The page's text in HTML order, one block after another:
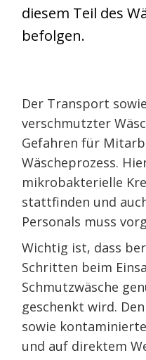
diesem Teil des
befolgen.
Der Transport
verschmutzter
Gefahren für
Wäscheprozess.
mikrobakterielle
stattfinden und
Personals muss
Wichtig ist, dass
Schritten beim
Schmutzwäsche
geschenkt wird.
sowie
und auf direktem